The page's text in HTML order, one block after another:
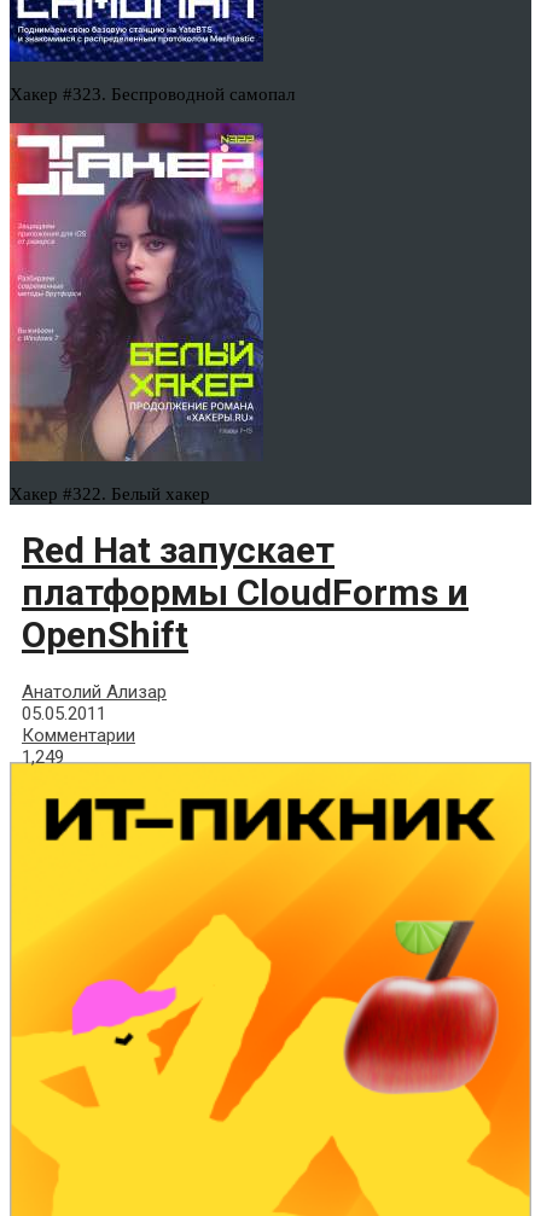
Хакер #323. Беспроводной самопал
Хакер #322. Белый хакер
Red Hat запускает
платформы CloudForms и
OpenShift
Анатолий Ализар
05.05.2011
Комментарии
1,249